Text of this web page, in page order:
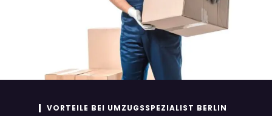
VORTEILE BEI UMZUGSSPEZIALIST BERLIN